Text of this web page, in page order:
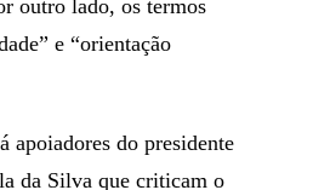
outro lado, os termos
e “orientação
apoiadores do presidente
da Silva que criticam o